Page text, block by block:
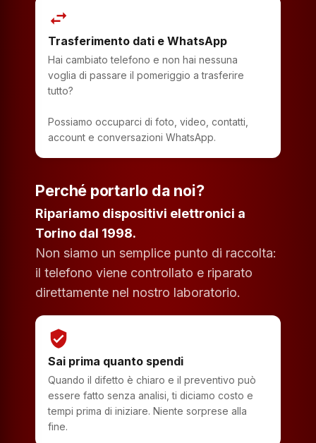
swap_horiz
Trasferimento dati e WhatsApp
Hai cambiato telefono e non hai nessuna
voglia di passare il pomeriggio a trasferire
tutto?
Possiamo occuparci di foto, video, contatti,
account e conversazioni WhatsApp.
Perché portarlo da noi?
Ripariamo dispositivi elettronici a
Torino dal 1998.
Non siamo un semplice punto di raccolta:
il telefono viene controllato e riparato
direttamente nel nostro laboratorio.
verified_user
Sai prima quanto spendi
Quando il difetto è chiaro e il preventivo può
essere fatto senza analisi, ti diciamo costo e
tempi prima di iniziare. Niente sorprese alla
fine.